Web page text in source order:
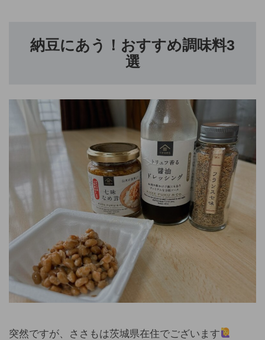
納豆にあう！おすすめ調味料3
選
突然ですが、ささもは茨城県在住でございます